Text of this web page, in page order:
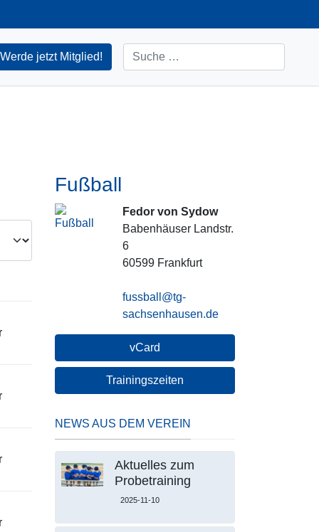
Werde jetzt Mitglied! Suchen
Fußball
Fedor von Sydow
Babenhäuser Landstr.
6
60599 Frankfurt
fussball@tg-
sachsenhausen.de
vCard
Trainingszeiten
NEWS AUS DEM VEREIN
Aktuelles zum
Probetraining
2025-11-10